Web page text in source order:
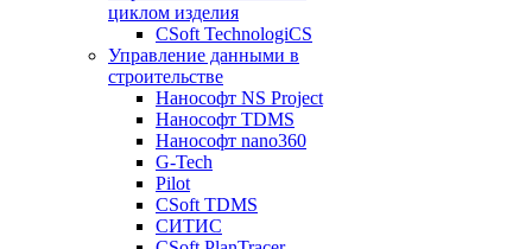
циклом изделия
CSoft TechnologiCS
Управление данными в
строительстве
Нанософт NS Project
Нанософт TDMS
Нанософт nano360
G-Tech
Pilot
CSoft TDMS
СИТИС